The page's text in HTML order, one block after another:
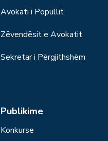
Avokati i Popullit
Zëvendësit e Avokatit
Sekretar i Përgjithshëm
Publikime
Konkurse